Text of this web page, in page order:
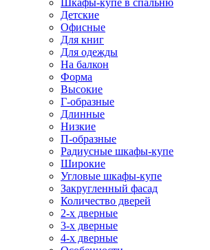
Шкафы-купе в спальню
Детские
Офисные
Для книг
Для одежды
На балкон
Форма
Высокие
Г-образные
Длинные
Низкие
П-образные
Радиусные шкафы-купе
Широкие
Угловые шкафы-купе
Закругленный фасад
Количество дверей
2-х дверные
3-х дверные
4-х дверные